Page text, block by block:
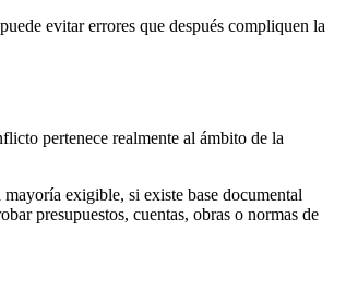
evitar errores que después compliquen la
pertenece realmente al ámbito de la
exigible, si existe base documental
presupuestos, cuentas, obras o normas de